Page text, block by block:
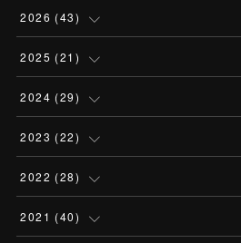
2026 (43)
(4 )
(13
(13
(4 )
2025 (21 )
(1)
(2)
(6)
( 4 )
2024 (29)
(3)
(3)
(3)
2023 (22)
(2)
(2)
2022 (28)
(3)
2021 (40)